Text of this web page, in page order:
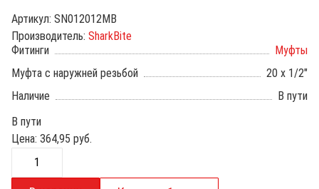
Артикул: SN012012MB
Производитель: SharkBite
Фитинги
Муфты
Муфта с наружней резьбой
20 х 1/2"
Наличие
В пути
В пути
Цена: 364,95 руб.